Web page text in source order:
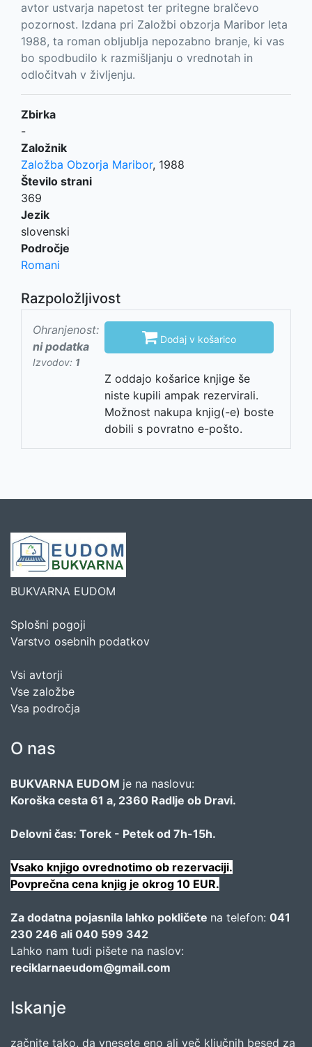
avtor ustvarja napetost ter pritegne bralčevo
pozornost. Izdana pri Založbi obzorja Maribor leta
1988, ta roman obljublja nepozabno branje, ki vas
bo spodbudilo k razmišljanju o vrednotah in
odločitvah v življenju.
Zbirka
-
Založnik
Založba Obzorja Maribor, 1988
Število strani
369
Jezik
slovenski
Področje
Romani
Razpoložljivost
Ohranjenost:
ni podatka
Izvodov: 1
 Dodaj v košarico
Z oddajo košarice knjige še
niste kupili ampak rezervirali.
Možnost nakupa knjig(-e) boste
dobili s povratno e-pošto.
BUKVARNA EUDOM
Splošni pogoji
Varstvo osebnih podatkov
Vsi avtorji
Vse založbe
Vsa področja
O nas
BUKVARNA EUDOM je na naslovu:
Koroška cesta 61 a, 2360 Radlje ob Dravi.
Delovni čas: Torek - Petek od 7h-15h.
Vsako knjigo ovrednotimo ob rezervaciji.
Povprečna cena knjig je okrog 10 EUR.
Za dodatna pojasnila lahko pokličete na telefon: 041
230 246 ali 040 599 342
Lahko nam tudi pišete na naslov:
reciklarnaeudom@gmail.com
Iskanje
začnite tako, da vnesete eno ali več ključnih besed za